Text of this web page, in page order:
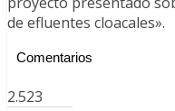
de efluentes cloacales».
Comentarios
2.523